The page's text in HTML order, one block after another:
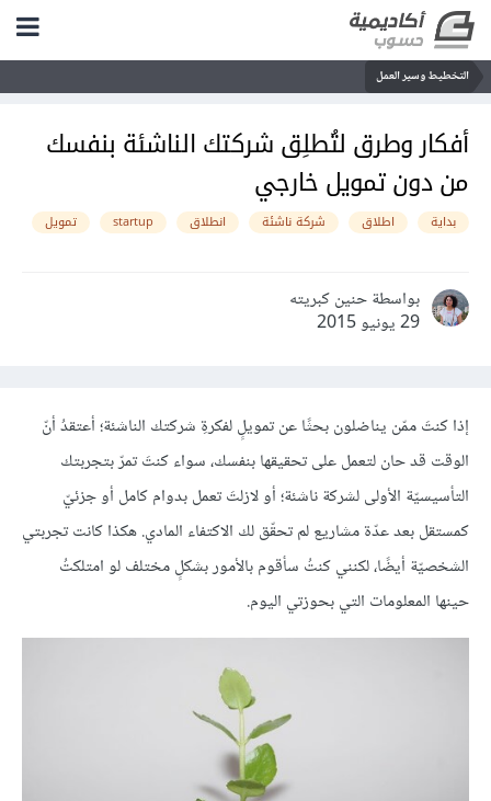
التخطيط وسير العمل
أفكار وطرق لتُطلِق شركتك الناشئة بنفسك
من دون تمويل خارجي
بداية اطلاق شركة ناشئة انطلاق startup تمويل
بواسطة حنين كبريته
29 يونيو 2015
إذا كنتَ ممّن يناضلون بحثًا عن تمويلٍ لفكرةِ شركتك الناشئة؛ أعتقدُ أنّ
الوقت قد حان لتعمل على تحقيقها بنفسك، سواء كنتَ تمرّ بتجربتك
التأسيسيّة الأولى لشركة ناشئة؛ أو لازلتَ تعمل بدوام كامل أو جزئيّ
كمستقل بعد عدّة مشاريع لم تحقّق لك الاكتفاء المادي. هكذا كانت تجربتي
الشخصيّة أيضًا، لكنني كنتُ سأقوم بالأمور بشكلٍ مختلف لو امتلكتُ
حينها المعلومات التي بحوزتي اليوم.